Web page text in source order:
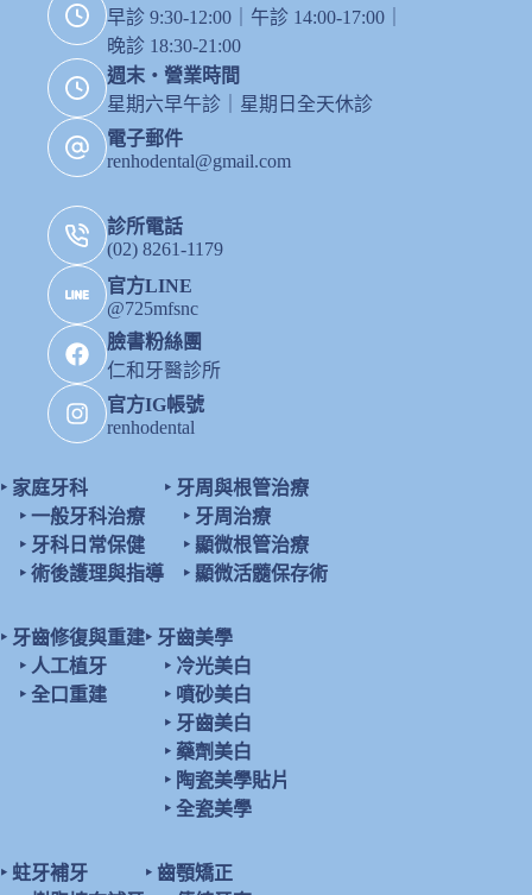
早診 9:30-12:00｜午診 14:00-17:00｜
晚診 18:30-21:00
週末・營業時間
星期六早午診｜星期日全天休診
電子郵件
renhodental@gmail.com
診所電話
(02) 8261-1179
官方LINE
@725mfsnc
臉書粉絲團
仁和牙醫診所
官方IG帳號
renhodental
‣ 家庭牙科
‣ 一般牙科治療
‣ 牙科日常保健
‣ 術後護理與指導
‣ 牙周與根管治療
‣ 牙周治療
‣ 顯微根管治療
‣ 顯微活髓保存術
‣ 牙齒修復與重建
‣ 人工植牙
‣ 全口重建
‣ 牙齒美學
‣ 冷光美白
‣ 噴砂美白
‣ 牙齒美白
‣ 藥劑美白
‣ 陶瓷美學貼片
‣ 全瓷美學
‣ 蛀牙補牙
‣ 齒顎矯正